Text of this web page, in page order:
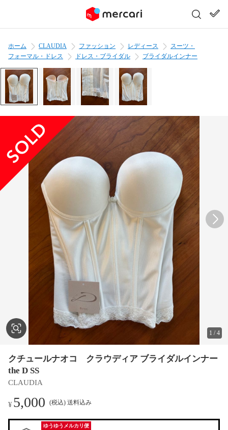
ホーム CLAUDIA ファッション レディース
スーツ・
フォーマル・ドレス
ドレス・ブライダル ブライダルインナー
1 /4
クチュールナオコ クラウディア ブライダルインナー
the D SS
CLAUDIA
¥5,000 (税込) 送料込み
ゆうゆうメルカリ便